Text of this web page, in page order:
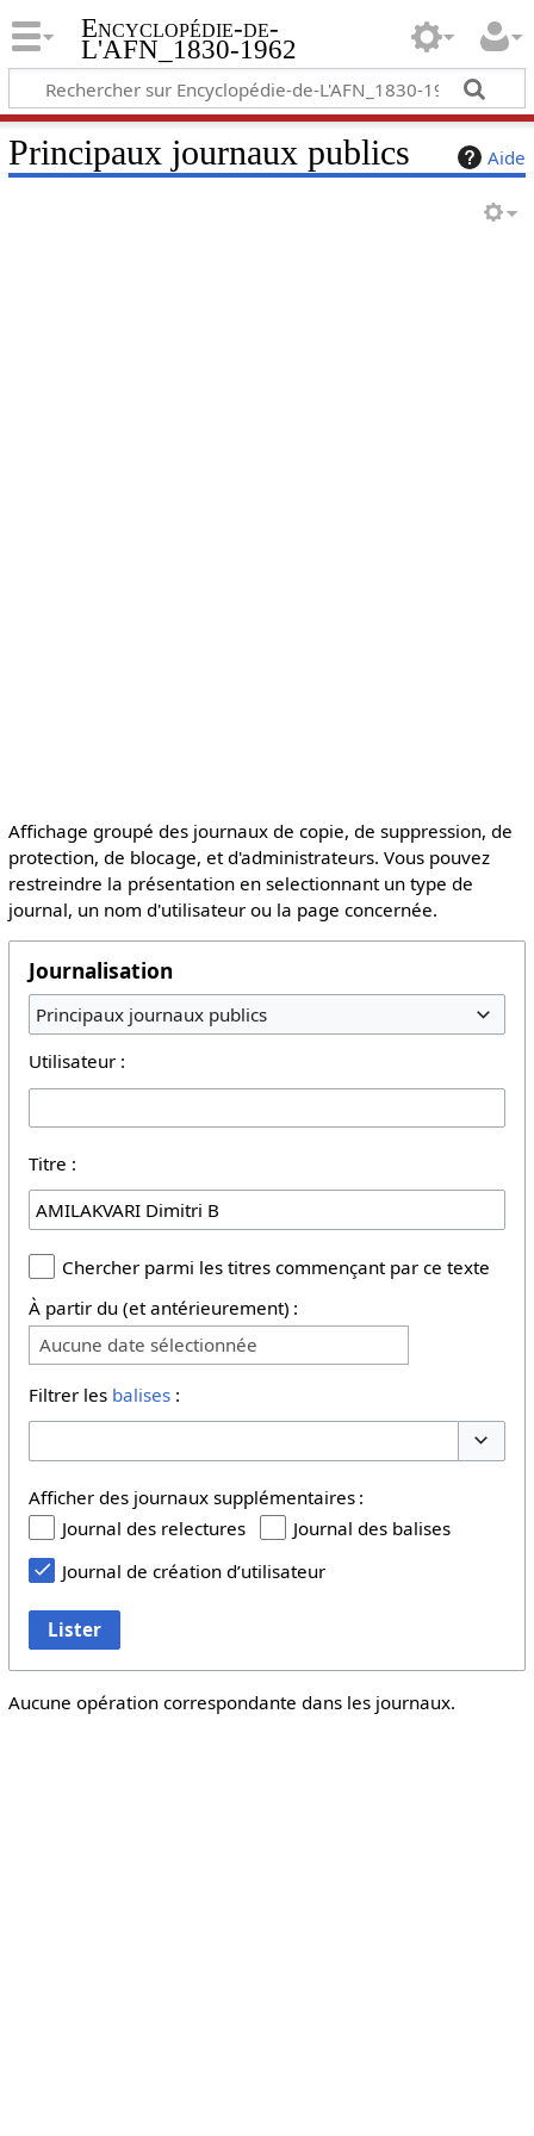
Encyclopédie-de-
L'AFN_1830-1962
Aide
Principaux journaux publics
Affichage groupé des journaux de copie, de suppression, de
protection, de blocage, et d'administrateurs. Vous pouvez
restreindre la présentation en selectionnant un type de
journal, un nom d'utilisateur ou la page concernée.
Journalisation
Principaux journaux publics
Utilisateur :
Titre :
Chercher parmi les titres commençant par ce texte
À partir du (et antérieurement) :
Aucune date sélectionnée
Filtrer les balises:
Afficher des journaux supplémentaires :
Journal des relectures
Journal des balises
Journal de création d’utilisateur
Lister
Aucune opération correspondante dans les journaux.